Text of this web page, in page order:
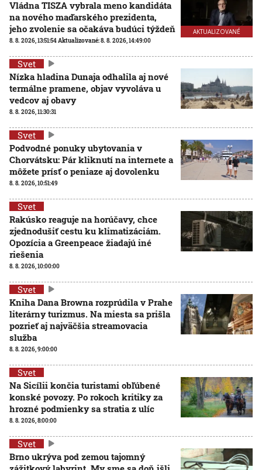
AKTUALIZOVANÉ
Vládna TISZA vybrala meno kandidáta
na nového maďarského prezidenta,
jeho zvolenie sa očakáva budúci týždeň
8. 8. 2026, 13:51:54Aktualizované:8. 8. 2026, 14:49:00
Svet
Nízka hladina Dunaja odhalila aj nové
termálne pramene, objav vyvoláva u
vedcov aj obavy
8. 8. 2026, 11:30:31
Svet
Podvodné ponuky ubytovania v
Chorvátsku: Pár kliknutí na internete a
môžete prísť o peniaze aj dovolenku
8. 8. 2026, 10:51:49
Svet
Rakúsko reaguje na horúčavy, chce
zjednodušiť cestu ku klimatizáciám.
Opozícia a Greenpeace žiadajú iné
riešenia
8. 8. 2026, 10:00:00
Svet
Kniha Dana Browna rozprúdila v Prahe
literárny turizmus. Na miesta sa prišla
pozrieť aj najväčšia streamovacia
služba
8. 8. 2026, 9:00:00
Svet
Na Sicílii končia turistami obľúbené
konské povozy. Po rokoch kritiky za
hrozné podmienky sa stratia z ulíc
8. 8. 2026, 8:00:00
Svet
Brno ukrýva pod zemou tajomný